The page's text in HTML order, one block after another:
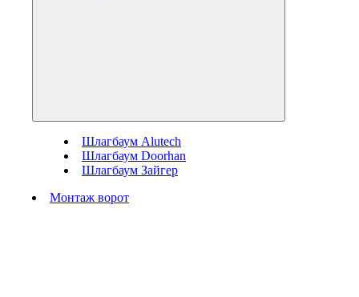
Шлагбаум Alutech
Шлагбаум Doorhan
Шлагбаум Зайгер
Монтаж ворот